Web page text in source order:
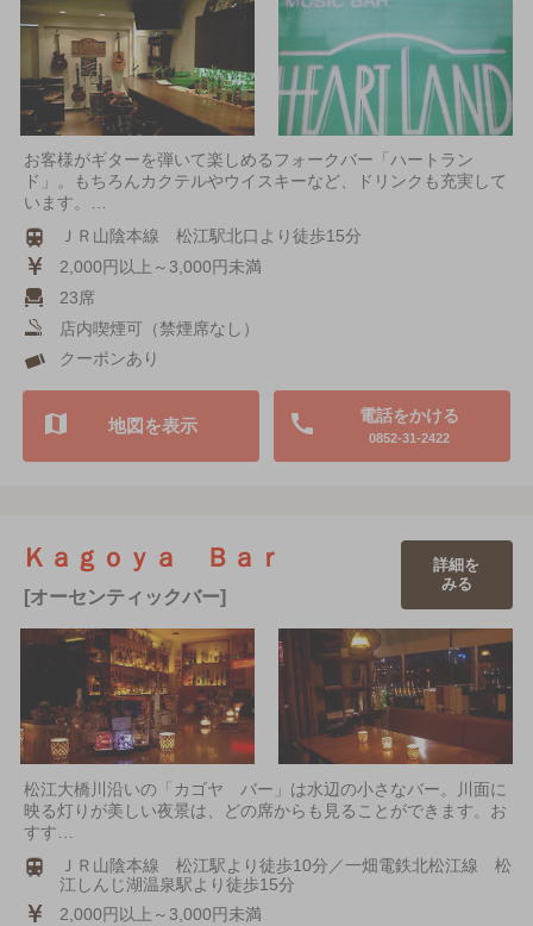
お客様がギターを弾いて楽しめるフォークバー「ハートラン
ド」。もちろんカクテルやウイスキーなど、ドリンクも充実して
います。…
ＪＲ山陰本線 松江駅北口より徒歩15分
2,000円以上～3,000円未満
23席
店内喫煙可（禁煙席なし）
クーポンあり
電話をかける
0852-31-2422
地図を表示
Ｋａｇｏｙａ Ｂａｒ
[オーセンティックバー]
詳細を
みる
松江大橋川沿いの「カゴヤ バー」は水辺の小さなバー。川面に
映る灯りが美しい夜景は、どの席からも見ることができます。お
すす…
ＪＲ山陰本線 松江駅より徒歩10分／一畑電鉄北松江線 松
江しんじ湖温泉駅より徒歩15分
2,000円以上～3,000円未満